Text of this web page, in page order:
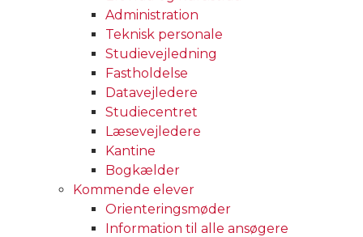
Administration
Teknisk personale
Studievejledning
Fastholdelse
Datavejledere
Studiecentret
Læsevejledere
Kantine
Bogkælder
Kommende elever
Orienteringsmøder
Information til alle ansøgere